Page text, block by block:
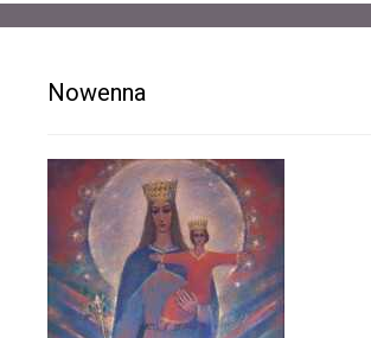
Nowenna